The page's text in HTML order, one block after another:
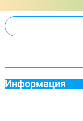
Информация